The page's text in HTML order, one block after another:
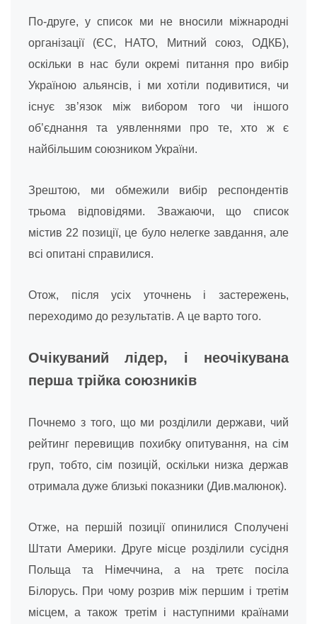
По-друге, у список ми не вносили міжнародні
організації (ЄС, НАТО, Митний союз, ОДКБ),
оскільки в нас були окремі питання про вибір
Україною альянсів, і ми хотіли подивитися, чи
існує зв’язок між вибором того чи іншого
об’єднання та уявленнями про те, хто ж є
найбільшим союзником України.
Зрештою, ми обмежили вибір респондентів
трьома відповідями. Зважаючи, що список
містив 22 позиції, це було нелегке завдання, але
всі опитані справилися.
Отож, після усіх уточнень і застережень,
переходимо до результатів. А це варто того.
Очікуваний лідер, і неочікувана
перша трійка союзників
Почнемо з того, що ми розділили держави, чий
рейтинг перевищив похибку опитування, на сім
груп, тобто, сім позицій, оскільки низка держав
отримала дуже близькі показники (Див.малюнок).
Отже, на першій позиції опинилися Сполучені
Штати Америки. Друге місце розділили сусідня
Польща та Німеччина, а на третє посіла
Білорусь. При чому розрив між першим і третім
місцем, а також третім і наступними країнами